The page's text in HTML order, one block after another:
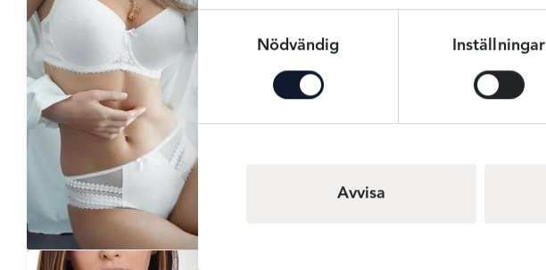
Nödvändig
Inställningar
Avvisa
Hej i
sommarvärmen!Nu
när sommaren
underkläder som